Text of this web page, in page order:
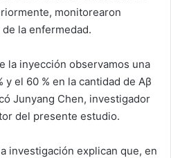
monitorearon
la enfermedad.
la inyección observamos una
el 60 % en la cantidad de Aβ
Junyang Chen, investigador
del presente estudio.
investigación explican que, en